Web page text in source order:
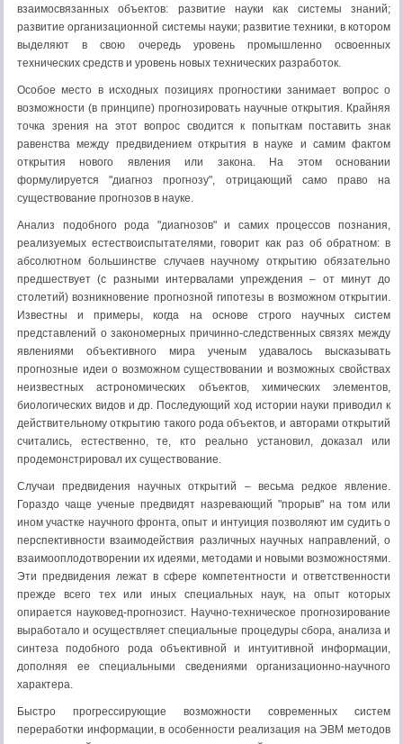
взаимосвязанных объектов: развитие науки как системы знаний;
развитие организационной системы науки; развитие техники, в котором
выделяют в свою очередь уровень промышленно освоенных
технических средств и уровень новых технических разработок.
Особое место в исходных позициях прогностики занимает вопрос о
возможности (в принципе) прогнозировать научные открытия. Крайняя
точка зрения на этот вопрос сводится к попыткам поставить знак
равенства между предвидением открытия в науке и самим фактом
открытия нового явления или закона. На этом основании
формулируется "диагноз прогнозу", отрицающий само право на
существование прогнозов в науке.
Анализ подобного рода "диагнозов" и самих процессов познания,
реализуемых естествоиспытателями, говорит как раз об обратном: в
абсолютном большинстве случаев научному открытию обязательно
предшествует (с разными интервалами упреждения – от минут до
столетий) возникновение прогнозной гипотезы в возможном открытии.
Известны и примеры, когда на основе строго научных систем
представлений о закономерных причинно-следственных связях между
явлениями объективного мира ученым удавалось высказывать
прогнозные идеи о возможном существовании и возможных свойствах
неизвестных астрономических объектов, химических элементов,
биологических видов и др. Последующий ход истории науки приводил к
действительному открытию такого рода объектов, и авторами открытий
считались, естественно, те, кто реально установил, доказал или
продемонстрировал их существование.
Случаи предвидения научных открытий – весьма редкое явление.
Гораздо чаще ученые предвидят назревающий "прорыв" на том или
ином участке научного фронта, опыт и интуиция позволяют им судить о
перспективности взаимодействия различных научных направлений, о
взаимооплодотворении их идеями, методами и новыми возможностями.
Эти предвидения лежат в сфере компетентности и ответственности
прежде всего тех или иных специальных наук, на опыт которых
опирается науковед-прогнозист. Научно-техническое прогнозирование
выработало и осуществляет специальные процедуры сбора, анализа и
синтеза подобного рода объективной и интуитивной информации,
дополняя ее специальными сведениями организационно-научного
характера.
Быстро прогрессирующие возможности современных систем
переработки информации, в особенности реализация на ЭВМ методов